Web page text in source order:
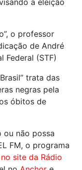
o professor
de André
Federal (STF)
trata das
negras pela
óbitos de
ou não possa
FM, o programa
no site da Rádio